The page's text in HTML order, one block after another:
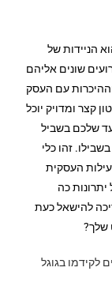
הניידות של
שונים אליהם
עם העסק
קצר ומדויק יוכל
שלכם בשביל
זהו כלי
העסקית
כה
להישאל כעת
שלך?
לקידמו בגוגל